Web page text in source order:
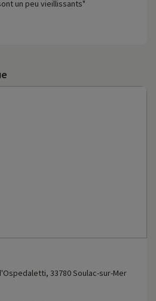
un peu vieillissants"
33780 Soulac-sur-Mer